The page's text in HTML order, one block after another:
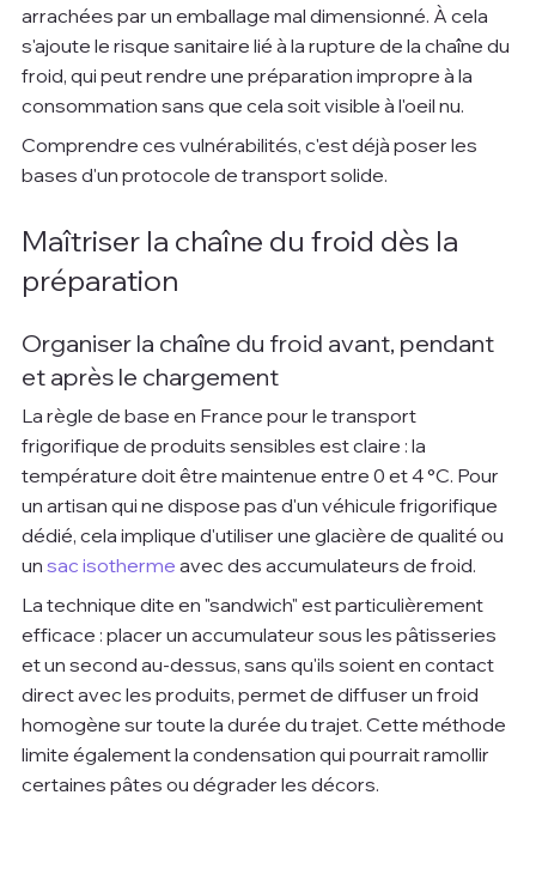
arrachées par un emballage mal dimensionné. À cela
s'ajoute le risque sanitaire lié à la rupture de la chaîne du
froid, qui peut rendre une préparation impropre à la
consommation sans que cela soit visible à l'oeil nu.
Comprendre ces vulnérabilités, c'est déjà poser les
bases d'un protocole de transport solide.
Maîtriser la chaîne du froid dès la
préparation
Organiser la chaîne du froid avant, pendant
et après le chargement
La règle de base en France pour le transport
frigorifique de produits sensibles est claire : la
température doit être maintenue entre 0 et 4 °C. Pour
un artisan qui ne dispose pas d'un véhicule frigorifique
dédié, cela implique d'utiliser une glacière de qualité ou
un sac isotherme avec des accumulateurs de froid.
La technique dite en "sandwich" est particulièrement
efficace : placer un accumulateur sous les pâtisseries
et un second au-dessus, sans qu'ils soient en contact
direct avec les produits, permet de diffuser un froid
homogène sur toute la durée du trajet. Cette méthode
limite également la condensation qui pourrait ramollir
certaines pâtes ou dégrader les décors.